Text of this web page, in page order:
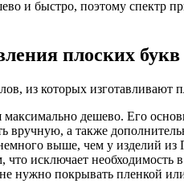
и быстро, поэтому спектр
плоских букв
из которых изготавливают
дешево. Его
а также
выше, чем у изделий
исключает
нужно покрывать пленкой